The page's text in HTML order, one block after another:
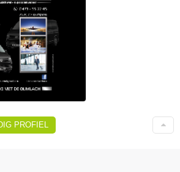
PROFIEL